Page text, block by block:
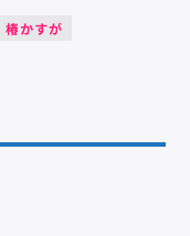
椿かすが